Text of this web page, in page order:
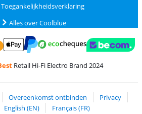
Toegankelijkheidsverklaring
Alles over Coolblue
en Visa via ClickToPay
Retail Hi-Fi Electro Brand 2024
Overeenkomst ontbinden
Privacy
English (EN)
Français (FR)